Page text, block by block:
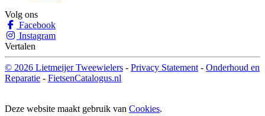
Volg ons
Facebook
Instagram
Vertalen
© 2026 Lietmeijer Tweewielers - Privacy Statement - Onderhoud en
Reparatie - FietsenCatalogus.nl
Deze website maakt gebruik van Cookies.